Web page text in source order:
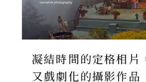
凝結時間的定格相片
又戲劇化的攝影作品